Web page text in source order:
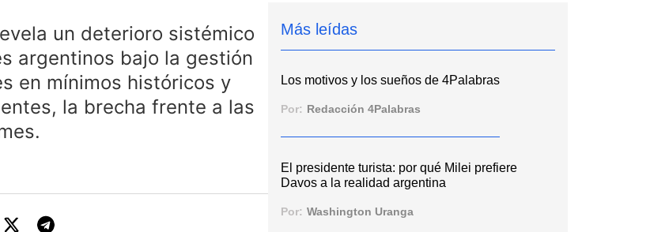
un deterioro sistémico
argentinos bajo la gestión
en mínimos históricos y
la brecha frente a las
Más leídas
Los motivos y los sueños de 4Palabras
Por: Redacción 4Palabras
El presidente turista: por qué Milei prefiere
Davos a la realidad argentina
Por: Washington Uranga